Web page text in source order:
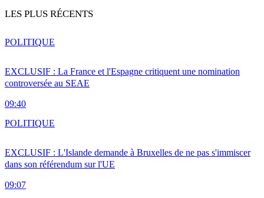
LES PLUS RÉCENTS
EXCLUSIF : La France et l'Espagne critiquent une nomination
controversée au SEAE
09:40
POLITIQUE
EXCLUSIF : L'Islande demande à Bruxelles de ne pas s'immiscer
dans son référendum sur l'UE
09:07
POLITIQUE